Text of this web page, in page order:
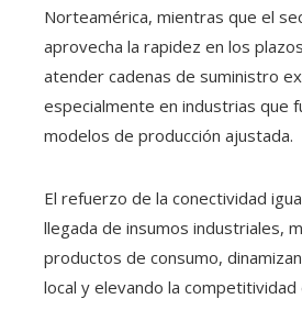
Norteamérica, mientras que el
aprovecha la rapidez en los
atender cadenas de suministro
especialmente en industrias que
modelos de producción ajustada.
El refuerzo de la conectividad
llegada de insumos industriales,
productos de consumo,
local y elevando la